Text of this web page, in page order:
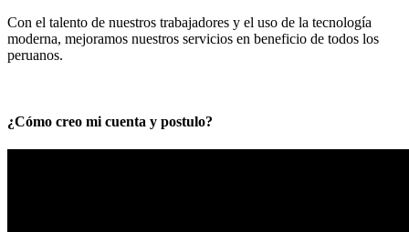
Con el talento de nuestros trabajadores y el uso de la tecnología
moderna, mejoramos nuestros servicios en beneficio de todos los
peruanos.
¿Cómo creo mi cuenta y postulo?